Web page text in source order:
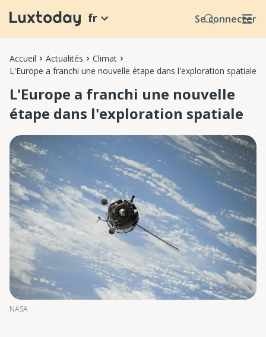
Se connecter
fr
Accueil Actualités
Climat
L'Europe a franchi une nouvelle étape dans l'exploration spatiale
L'Europe a franchi une nouvelle
étape dans l'exploration spatiale
NASA